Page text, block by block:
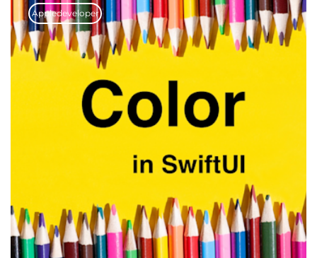
Appledeveloper